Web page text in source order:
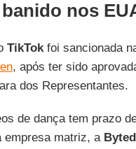
nos
TikTokfoi sancionada
, após ter sido
dos Representantes.
de dança tem prazo
empresa matriz, a